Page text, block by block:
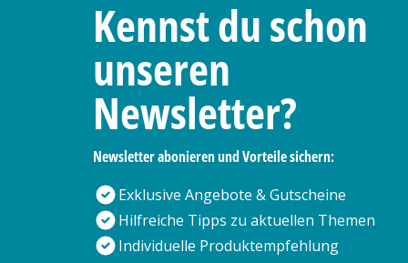
Kennst du schon
unseren
Newsletter?
Newsletter abonieren und Vorteile sichern:
Exklusive Angebote & Gutscheine
Hilfreiche Tipps zu aktuellen Themen
Individuelle Produktempfehlung